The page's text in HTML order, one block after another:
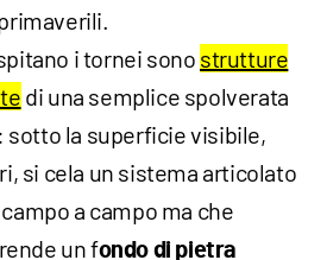
i tornei sono strutture
di una semplice spolverata
la superficie visibile,
si cela un sistema articolato
a campo ma che
un fondo di pietra